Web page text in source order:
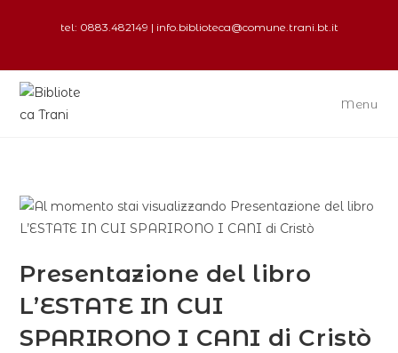
tel: 0883.482149 | info.biblioteca@comune.trani.bt.it
Menu
Presentazione del libro
L’ESTATE IN CUI
SPARIRONO I CANI di Cristò